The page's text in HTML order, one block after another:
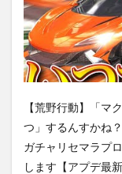
【荒野行動】「マ
つ」するんすかね
ガチャリセマラプ
します【アプデ最